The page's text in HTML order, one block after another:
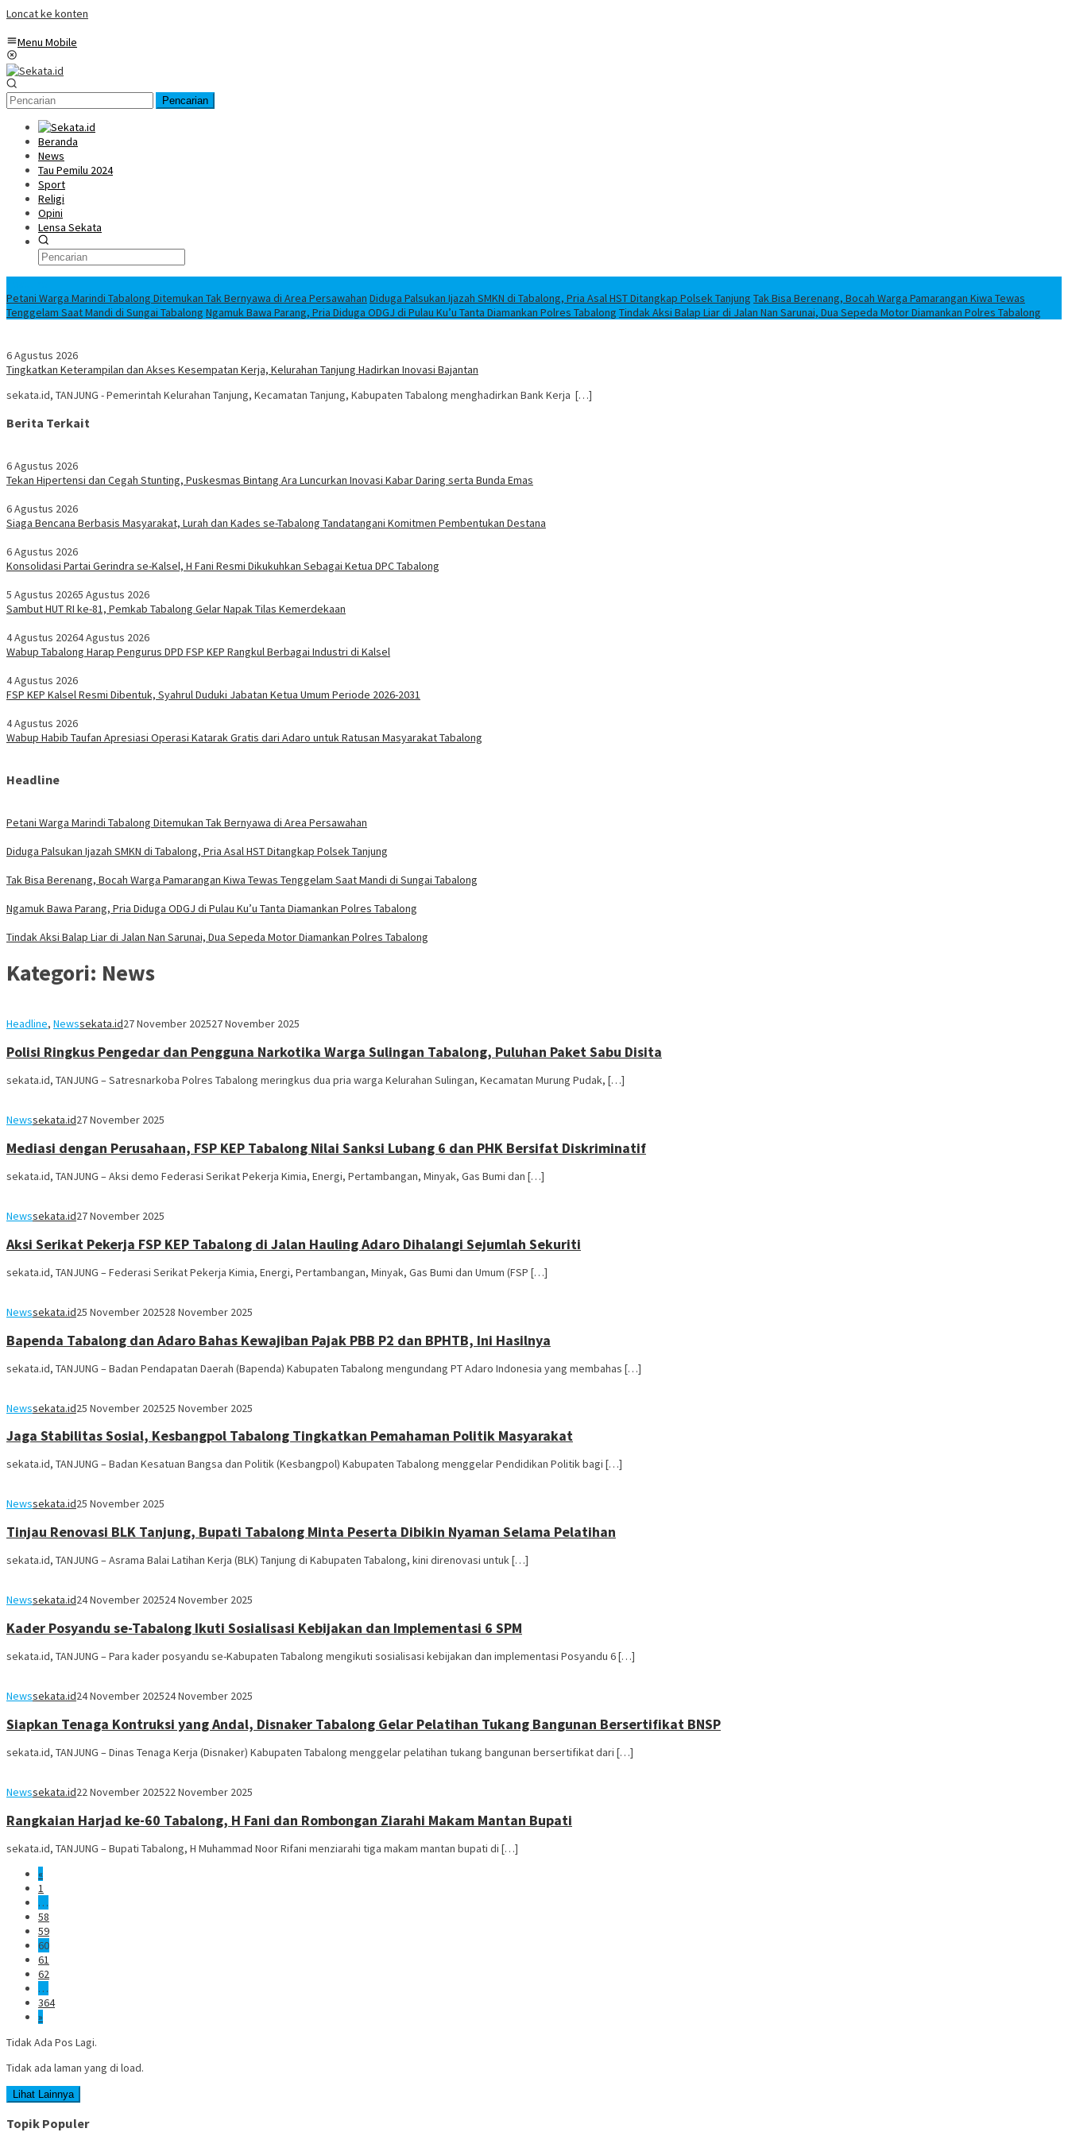
Loncat ke konten
Menu Mobile
Pencarian
Beranda
News
Tau Pemilu 2024
Sport
Religi
Opini
Lensa Sekata
Petani Warga Marindi Tabalong Ditemukan Tak Bernyawa di Area Persawahan Diduga Palsukan Ijazah SMKN di Tabalong, Pria Asal HST Ditangkap Polsek Tanjung Tak Bisa Berenang, Bocah Warga Pamarangan Kiwa Tewas
Tenggelam Saat Mandi di Sungai Tabalong Ngamuk Bawa Parang, Pria Diduga ODGJ di Pulau Ku’u Tanta Diamankan Polres Tabalong Tindak Aksi Balap Liar di Jalan Nan Sarunai, Dua Sepeda Motor Diamankan Polres Tabalong
6 Agustus 2026
Tingkatkan Keterampilan dan Akses Kesempatan Kerja, Kelurahan Tanjung Hadirkan Inovasi Bajantan
sekata.id, TANJUNG - Pemerintah Kelurahan Tanjung, Kecamatan Tanjung, Kabupaten Tabalong menghadirkan Bank Kerja […]
Berita Terkait
6 Agustus 2026
Tekan Hipertensi dan Cegah Stunting, Puskesmas Bintang Ara Luncurkan Inovasi Kabar Daring serta Bunda Emas
6 Agustus 2026
Siaga Bencana Berbasis Masyarakat, Lurah dan Kades se-Tabalong Tandatangani Komitmen Pembentukan Destana
6 Agustus 2026
Konsolidasi Partai Gerindra se-Kalsel, H Fani Resmi Dikukuhkan Sebagai Ketua DPC Tabalong
5 Agustus 20265 Agustus 2026
Sambut HUT RI ke-81, Pemkab Tabalong Gelar Napak Tilas Kemerdekaan
4 Agustus 20264 Agustus 2026
Wabup Tabalong Harap Pengurus DPD FSP KEP Rangkul Berbagai Industri di Kalsel
4 Agustus 2026
FSP KEP Kalsel Resmi Dibentuk, Syahrul Duduki Jabatan Ketua Umum Periode 2026-2031
4 Agustus 2026
Wabup Habib Taufan Apresiasi Operasi Katarak Gratis dari Adaro untuk Ratusan Masyarakat Tabalong
Headline
Petani Warga Marindi Tabalong Ditemukan Tak Bernyawa di Area Persawahan
Diduga Palsukan Ijazah SMKN di Tabalong, Pria Asal HST Ditangkap Polsek Tanjung
Tak Bisa Berenang, Bocah Warga Pamarangan Kiwa Tewas Tenggelam Saat Mandi di Sungai Tabalong
Ngamuk Bawa Parang, Pria Diduga ODGJ di Pulau Ku’u Tanta Diamankan Polres Tabalong
Tindak Aksi Balap Liar di Jalan Nan Sarunai, Dua Sepeda Motor Diamankan Polres Tabalong
Kategori: News
Headline, Newssekata.id27 November 202527 November 2025
Polisi Ringkus Pengedar dan Pengguna Narkotika Warga Sulingan Tabalong, Puluhan Paket Sabu Disita
sekata.id, TANJUNG – Satresnarkoba Polres Tabalong meringkus dua pria warga Kelurahan Sulingan, Kecamatan Murung Pudak, […]
Newssekata.id27 November 2025
Mediasi dengan Perusahaan, FSP KEP Tabalong Nilai Sanksi Lubang 6 dan PHK Bersifat Diskriminatif
sekata.id, TANJUNG – Aksi demo Federasi Serikat Pekerja Kimia, Energi, Pertambangan, Minyak, Gas Bumi dan […]
Newssekata.id27 November 2025
Aksi Serikat Pekerja FSP KEP Tabalong di Jalan Hauling Adaro Dihalangi Sejumlah Sekuriti
sekata.id, TANJUNG – Federasi Serikat Pekerja Kimia, Energi, Pertambangan, Minyak, Gas Bumi dan Umum (FSP […]
Newssekata.id25 November 202528 November 2025
Bapenda Tabalong dan Adaro Bahas Kewajiban Pajak PBB P2 dan BPHTB, Ini Hasilnya
sekata.id, TANJUNG – Badan Pendapatan Daerah (Bapenda) Kabupaten Tabalong mengundang PT Adaro Indonesia yang membahas […]
Newssekata.id25 November 202525 November 2025
Jaga Stabilitas Sosial, Kesbangpol Tabalong Tingkatkan Pemahaman Politik Masyarakat
sekata.id, TANJUNG – Badan Kesatuan Bangsa dan Politik (Kesbangpol) Kabupaten Tabalong menggelar Pendidikan Politik bagi […]
Newssekata.id25 November 2025
Tinjau Renovasi BLK Tanjung, Bupati Tabalong Minta Peserta Dibikin Nyaman Selama Pelatihan
sekata.id, TANJUNG – Asrama Balai Latihan Kerja (BLK) Tanjung di Kabupaten Tabalong, kini direnovasi untuk […]
Newssekata.id24 November 202524 November 2025
Kader Posyandu se-Tabalong Ikuti Sosialisasi Kebijakan dan Implementasi 6 SPM
sekata.id, TANJUNG – Para kader posyandu se-Kabupaten Tabalong mengikuti sosialisasi kebijakan dan implementasi Posyandu 6 […]
Newssekata.id24 November 202524 November 2025
Siapkan Tenaga Kontruksi yang Andal, Disnaker Tabalong Gelar Pelatihan Tukang Bangunan Bersertifikat BNSP
sekata.id, TANJUNG – Dinas Tenaga Kerja (Disnaker) Kabupaten Tabalong menggelar pelatihan tukang bangunan bersertifikat dari […]
Newssekata.id22 November 202522 November 2025
Rangkaian Harjad ke-60 Tabalong, H Fani dan Rombongan Ziarahi Makam Mantan Bupati
sekata.id, TANJUNG – Bupati Tabalong, H Muhammad Noor Rifani menziarahi tiga makam mantan bupati di […]
«
1
…
58
59
60
61
62
…
364
»
Tidak Ada Pos Lagi.
Tidak ada laman yang di load.
Lihat Lainnya
Topik Populer